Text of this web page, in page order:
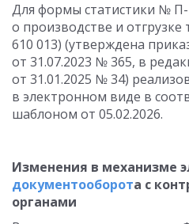
Для формы статистики № П-
о производстве и отгрузке
610 013) (утверждена
от 31.07.2023 № 365, в
от 31.01.2025 № 34)
в электронном виде в
шаблоном от 05.02.2026.
Изменения в механизме
документооборота с
органами